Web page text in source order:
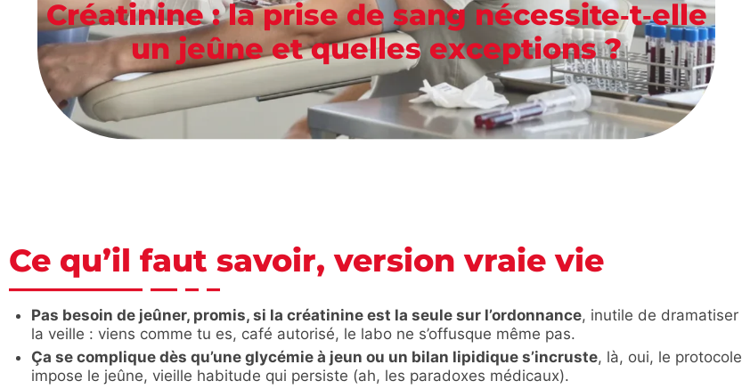
Créatinine : la prise de sang nécessite‑t‑elle
un jeûne et quelles exceptions ?
Ce qu’il faut savoir, version vraie vie
Pas besoin de jeûner, promis, si la créatinine est la seule sur l’ordonnance, inutile de dramatiser
la veille : viens comme tu es, café autorisé, le labo ne s’offusque même pas.
Ça se complique dès qu’une glycémie à jeun ou un bilan lipidique s’incruste, là, oui, le protocole
impose le jeûne, vieille habitude qui persiste (ah, les paradoxes médicaux).